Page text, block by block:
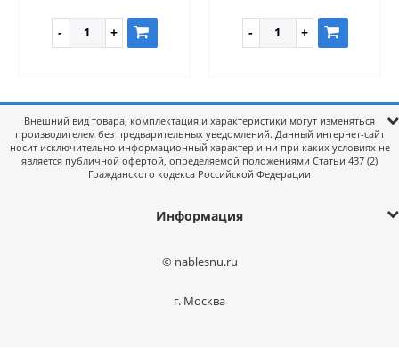
Внешний вид товара, комплектация и характеристики могут изменяться
производителем без предварительных уведомлений. Данный интернет-сайт
носит исключительно информационный характер и ни при каких условиях не
является публичной офертой, определяемой положениями Статьи 437 (2)
Гражданского кодекса Российской Федерации
Информация
© nablesnu.ru
г. Москва